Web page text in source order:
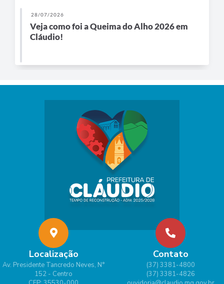
28/07/2026
Veja como foi a Queima do Alho 2026 em
Cláudio!
Localização
Av. Presidente Tancredo Neves, N°
152 - Centro
Contato
(37) 3381-4800
(37) 3381-4826